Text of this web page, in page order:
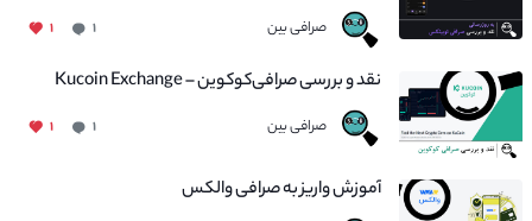
صرافی بین ۱ ۱
نقد و بررسی صرافی‌کوکوین – Kucoin Exchange
صرافی بین ۱ ۱
آموزش واریز به صرافی والکس